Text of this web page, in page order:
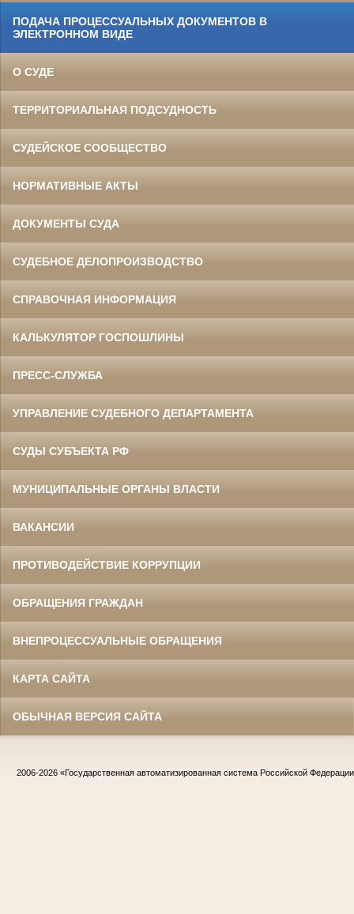
ПОДАЧА ПРОЦЕССУАЛЬНЫХ ДОКУМЕНТОВ В
ЭЛЕКТРОННОМ ВИДЕ
О СУДЕ
ТЕРРИТОРИАЛЬНАЯ ПОДСУДНОСТЬ
СУДЕЙСКОЕ СООБЩЕСТВО
НОРМАТИВНЫЕ АКТЫ
ДОКУМЕНТЫ СУДА
СУДЕБНОЕ ДЕЛОПРОИЗВОДСТВО
СПРАВОЧНАЯ ИНФОРМАЦИЯ
КАЛЬКУЛЯТОР ГОСПОШЛИНЫ
ПРЕСС-СЛУЖБА
УПРАВЛЕНИЕ СУДЕБНОГО ДЕПАРТАМЕНТА
СУДЫ СУБЪЕКТА РФ
МУНИЦИПАЛЬНЫЕ ОРГАНЫ ВЛАСТИ
ВАКАНСИИ
ПРОТИВОДЕЙСТВИЕ КОРРУПЦИИ
ОБРАЩЕНИЯ ГРАЖДАН
ВНЕПРОЦЕССУАЛЬНЫЕ ОБРАЩЕНИЯ
КАРТА САЙТА
ОБЫЧНАЯ ВЕРСИЯ САЙТА
2006-2026 «Государственная автоматизированная система Российской